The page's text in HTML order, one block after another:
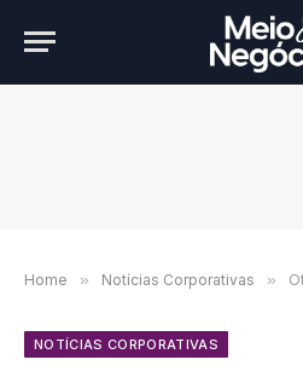
Home » Notícias Corporativas »
NOTÍCIAS CORPORATIVAS